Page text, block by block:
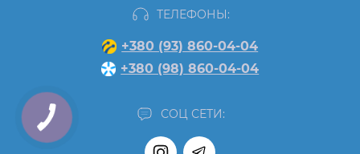
ТЕЛЕФОНЫ:
+380 (93) 860-04-04
+380 (98) 860-04-04
СОЦ СЕТИ: